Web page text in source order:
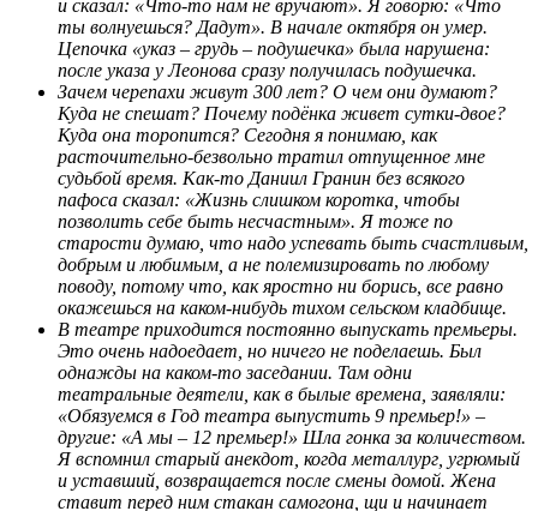
и сказал: «Что-то нам не вручают». Я говорю: «Что
ты волнуешься? Дадут». В начале октября он умер.
Цепочка «указ – грудь – подушечка» была нарушена:
после указа у Леонова сразу получилась подушечка.
Зачем черепахи живут 300 лет? О чем они думают?
Куда не спешат? Почему подёнка живет сутки-двое?
Куда она торопится? Сегодня я понимаю, как
расточительно-безвольно тратил отпущенное мне
судьбой время. Как-то Даниил Гранин без всякого
пафоса сказал: «Жизнь слишком коротка, чтобы
позволить себе быть несчастным». Я тоже по
старости думаю, что надо успевать быть счастливым,
добрым и любимым, а не полемизировать по любому
поводу, потому что, как яростно ни борись, все равно
окажешься на каком-нибудь тихом сельском кладбище.
В театре приходится постоянно выпускать премьеры.
Это очень надоедает, но ничего не поделаешь. Был
однажды на каком-то заседании. Там одни
театральные деятели, как в былые времена, заявляли:
«Обязуемся в Год театра выпустить 9 премьер!» –
другие: «А мы – 12 премьер!» Шла гонка за количеством.
Я вспомнил старый анекдот, когда металлург, угрюмый
и уставший, возвращается после смены домой. Жена
ставит перед ним стакан самогона, щи и начинает